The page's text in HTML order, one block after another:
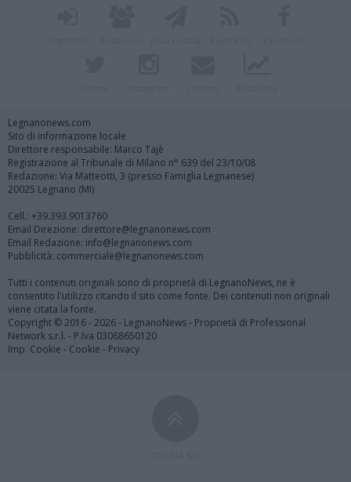
Legnanonews.com
Sito di informazione locale
Direttore responsabile: Marco Tajè
Registrazione al Tribunale di Milano n° 639 del 23/10/08
Redazione: Via Matteotti, 3 (presso Famiglia Legnanese)
20025 Legnano (MI)
Cell.: +39.393.9013760
Email Direzione: direttore@legnanonews.com
Email Redazione: info@legnanonews.com
Pubblicità: commerciale@legnanonews.com
Tutti i contenuti originali sono di proprietà di LegnanoNews, ne è
consentito l'utilizzo citando il sito come fonte. Dei contenuti non originali
viene citata la fonte.
Copyright © 2016 - 2026 - LegnanoNews - Proprietà di Professional
Network s.r.l. - P.Iva 03068650120
Imp. Cookie - Cookie - Privacy